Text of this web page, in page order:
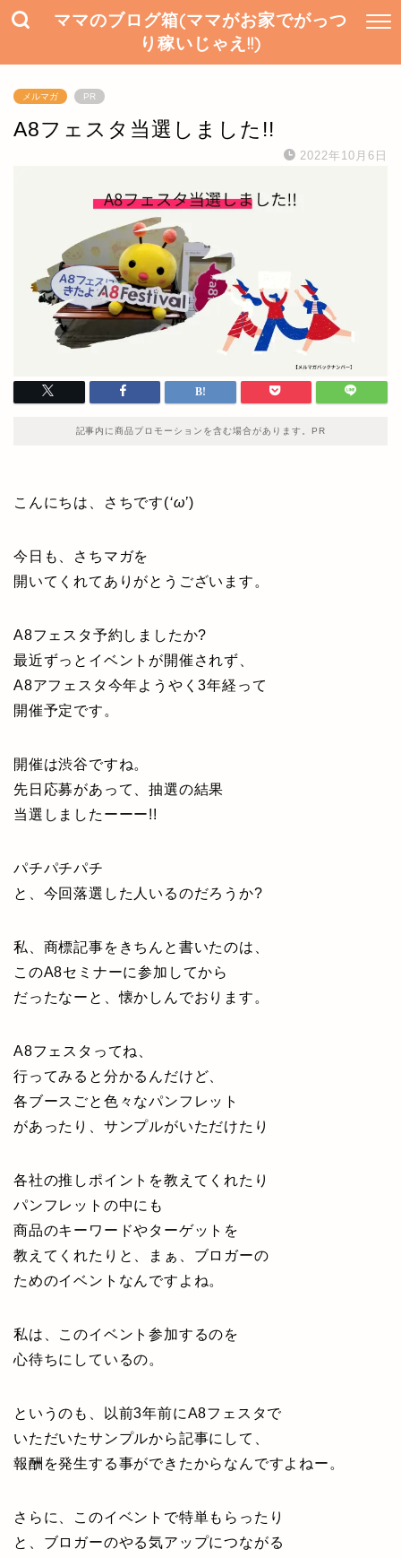
ママのブログ箱(ママがお家でがっつ
り稼いじゃえ!!)
メルマガ PR
A8フェスタ当選しました!!
2022年10月6日
記事内に商品プロモーションを含む場合があります。PR
こんにちは、さちです(‘ω’)
今日も、さちマガを
開いてくれてありがとうございます。
A8フェスタ予約しましたか?
最近ずっとイベントが開催されず、
A8アフェスタ今年ようやく3年経って
開催予定です。
開催は渋谷ですね。
先日応募があって、抽選の結果
当選しましたーーー!!
パチパチパチ
と、今回落選した人いるのだろうか?
私、商標記事をきちんと書いたのは、
このA8セミナーに参加してから
だったなーと、懐かしんでおります。
A8フェスタってね、
行ってみると分かるんだけど、
各ブースごと色々なパンフレット
があったり、サンプルがいただけたり
各社の推しポイントを教えてくれたり
パンフレットの中にも
商品のキーワードやターゲットを
教えてくれたりと、まぁ、ブロガーの
ためのイベントなんですよね。
私は、このイベント参加するのを
心待ちにしているの。
というのも、以前3年前にA8フェスタで
いただいたサンプルから記事にして、
報酬を発生する事ができたからなんですよねー。
さらに、このイベントで特単もらったり
と、ブロガーのやる気アップにつながる